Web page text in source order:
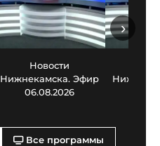
Новости
Нижнекамска. Эфир
06.08.2026
›
Все программы